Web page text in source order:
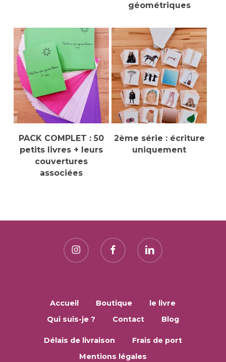
géométriques
Sélectionner Des
Options
PACK COMPLET : 50
petits livres + leurs
couvertures
associées
Sélectionner Des
2ème série : écriture
uniquement
Accueil Boutique
le livre
Qui suis-je ?
Contact Blog
Délais de livraison
Frais de port
Mentions légales